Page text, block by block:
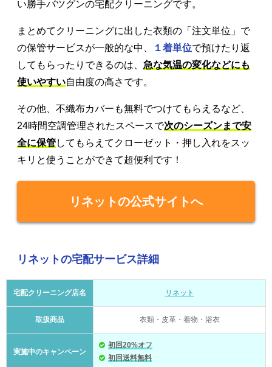
い勝手バツグンの宅配クリーニングです。
まとめてクリーニングに出した衣類の「注文単位」で
の保管サービスが一般的な中、
１着単位で預けたり返
してもらったりできるのは、 急な気温の変化などにも
使いやすい自由度の高さです。
その他、不織布カバーも無料でつけてもらえるなど、
24時間空調管理されたスペースで次のシーズンまで安
全に保管してもらえてクローゼット・押し入れをスッ
キリと使うことができて超便利です！
リネットの公式サイトへ
リネットの宅配サービス詳細
宅配クリーニング店名 リネット
取扱商品 衣類・皮革・着物・浴衣
実施中のキャンペーン
初回20%オフ
初回送料無料